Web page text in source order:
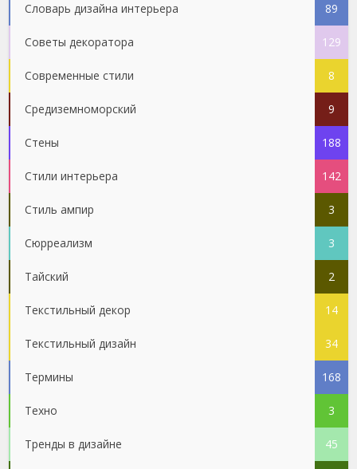
Словарь дизайна интерьера 89
Советы декоратора 129
Современные стили 8
Средиземноморский 9
Стены 188
Стили интерьера 142
Стиль ампир 3
Сюрреализм 3
Тайский 2
Текстильный декор 14
Текстильный дизайн 34
Термины 168
Техно 3
Тренды в дизайне 45